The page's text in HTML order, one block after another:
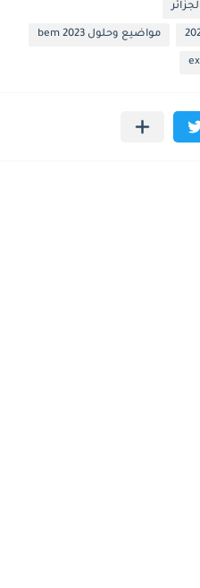
مواضيع وحلول 2023 bem